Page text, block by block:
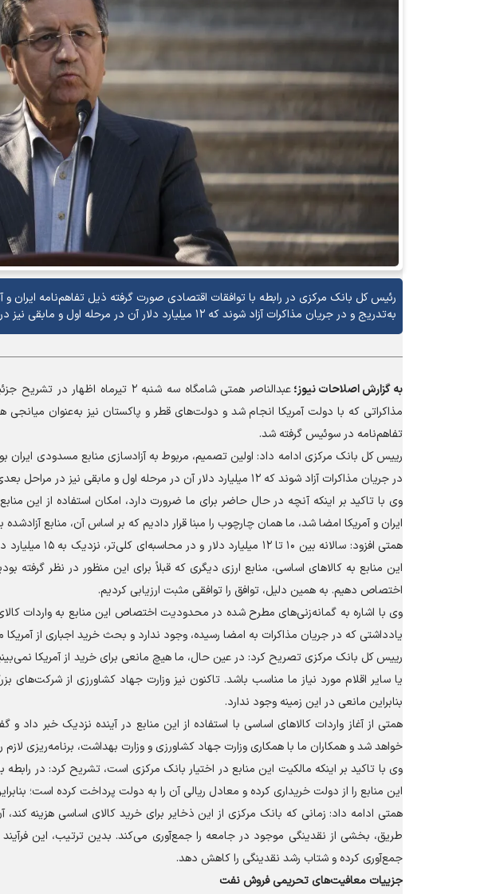
رئیس کل بانک مرکزی در رابطه با توافقات اقتصادی صورت گرفته ذیل تفاهم‌نامه ایران و
به‌تدریج و در جریان مذاکرات آزاد شوند که ۱۲ میلیارد دلار آن در مرحله اول و مابقی نیز در مراحل بعدی آزادسازی خواهد شد.
به گزارشاصلاحات نیوز؛
عبدالناصر همتی شامگاه سه شنبه ۲
مذاکراتی که با دولت آمریکا انجام شد و دولت‌های قطر و پاکستان نیز به‌عنوان
تفاهم‌نامه در سوئیس گرفته شد.
رییس کل بانک مرکزی ادامه داد: اولین تصمیم، مربوط به آزادسازی منابع مسدودی ایران
در جریان مذاکرات آزاد شوند که ۱۲ میلیارد دلار آن در مرحله اول و مابقی نیز در مراحل بعدی آزادسازی خواهد شد.
ایران و آمریکا امضا شد، ما همان چارچوب را مبنا قرار دادیم که بر اساس آن، منابع
همتی افزود:
این منابع به کالا‌های اساسی، منابع ارزی دیگری که قبلاً برای این منظور در نظر گرفته
اختصاص دهیم. به همین دلیل، توافق را توافقی مثبت ارزیابی کردیم.
وی با اشاره به گمانه‌زنی‌های مطرح شده در محدودیت اختصاص این منابع به واردات
یادداشتی که در جریان مذاکرات به امضا رسیده، وجود ندارد و بحث خرید اجباری از
رییس کل بانک مرکزی تصریح کرد: در عین حال، ما هیچ مانعی برای خرید از آمریکا
یا سایر اقلام مورد نیاز ما مناسب باشد. تاکنون نیز وزارت جهاد کشاورزی از شرکت‌های
بنابراین مانعی در این زمینه وجود ندارد.
همتی از آغاز واردات کالا‌های اساسی با استفاده از این منابع در آینده نزدیک خبر داد
خواهد شد و همکاران ما با همکاری وزارت جهاد کشاورزی و وزارت بهداشت، برنامه‌ریزی لازم
وی با تاکید بر اینکه مالکیت این منابع در اختیار بانک مرکزی است، تشریح کرد: در
این منابع را از دولت خریداری کرده و معادل ریالی آن را به دولت پرداخت کرده است؛
همتی ادامه داد: زمانی که بانک مرکزی از این ذخایر برای خرید کالای اساسی هزینه کند،
طریق، بخشی از نقدینگی موجود در جامعه را جمع‌آوری می‌کند. بدین ترتیب، این
جمع‌آوری کرده و شتاب رشد نقدینگی را کاهش دهد.
جزییات معافیت‌های تحریمی فروش نفت